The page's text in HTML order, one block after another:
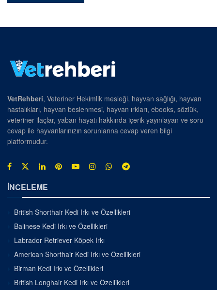
VetRehberi, Veteriner Hekimlik mesleği, hayvan sağlığı, hayvan
hastalıkları, hayvan beslenmesi, hayvan ırkları, ebooks, sözlük,
veteriner ilaçlar, yaban hayatı hakkında içerik yayınlayan ve soru-
cevap ile hayvanlarınızın sorunlarına cevap veren bilgi
platformudur.
İNCELEME
British Shorthair Kedi Irkı ve Özellikleri
Balinese Kedi Irkı ve Özellikleri
Labrador Retriever Köpek Irkı
American Shorthair Kedi Irkı ve Özellikleri
Birman Kedi Irkı ve Özellikleri
British Longhair Kedi Irkı ve Özellikleri